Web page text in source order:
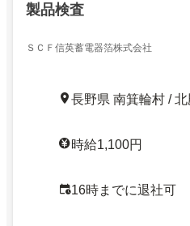
製品検査
ＳＣＦ信英蓄電器箔株式会社
長野県 南箕輪村 /
時給1,100円
16時までに退社可